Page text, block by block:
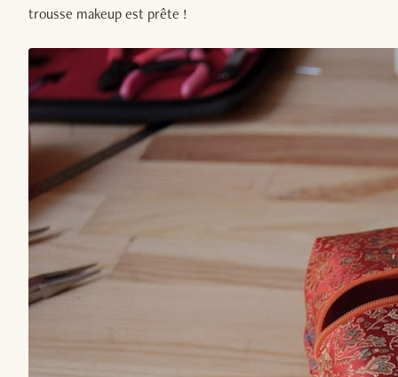
trousse makeup est prête !